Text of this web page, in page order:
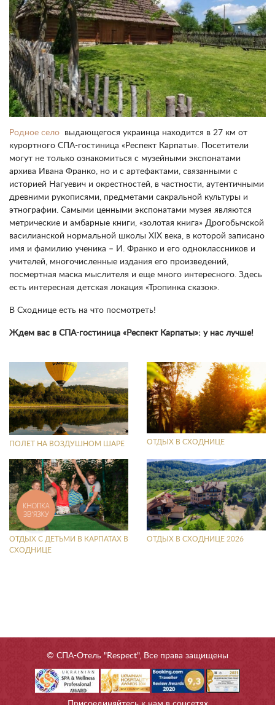
Родное село
выдающегося украинца находится в 27 км от
курортного СПА-гостиница «Респект Карпаты». Посетители
могут не только ознакомиться с музейными экспонатами
архива Ивана Франко, но и с артефактами, связанными с
историей Нагуевич и окрестностей, в частности, аутентичными
древними рукописями, предметами сакральной культуры и
этнографии. Самыми ценными экспонатами музея являются
метрические и амбарные книги, «золотая книга» Дрогобычской
василианской нормальной школы XIX века, в которой записано
имя и фамилию ученика – И. Франко и его одноклассников и
учителей, многочисленные издания его произведений,
посмертная маска мыслителя и еще много интересного. Здесь
есть интересная детская локация «Тропинка сказок».
В Сходнице есть на что посмотреть!
Ждем вас в СПА-гостиница «Респект Карпаты»: у нас лучше!
ПОЛЕТ НА ВОЗДУШНОМ ШАРЕ ОТДЫХ В СХОДНИЦЕ
ОТДЫХ С ДЕТЬМИ В КАРПАТАХ В
СХОДНИЦЕ
ОТДЫХ В СХОДНИЦЕ 2026
© СПА-Отель "Respect", Все права защищены
КНОПКА
ЗВ'ЯЗКУ